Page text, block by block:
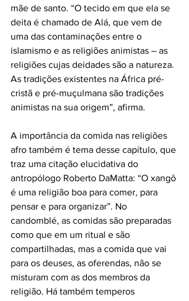
mãe de santo. “O tecido em que ela se
deita é chamado de Alá, que vem de
uma das contaminações entre o
islamismo e as religiões animistas – as
religiões cujas deidades são a natureza.
As tradições existentes na África pré-
cristã e pré-muçulmana são tradições
animistas na sua origem”, afirma.
A importância da comida nas religiões
afro também é tema desse capítulo, que
traz uma citação elucidativa do
antropólogo Roberto DaMatta: “O xangô
é uma religião boa para comer, para
pensar e para organizar”. No
candomblé, as comidas são preparadas
como que em um ritual e são
compartilhadas, mas a comida que vai
para os deuses, as oferendas, não se
misturam com as dos membros da
religião. Há também temperos